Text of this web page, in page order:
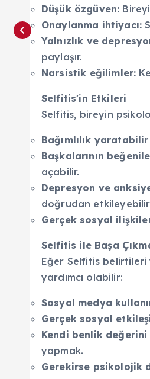
Düşük özgüven:
Onaylanma ihtiyacı:
Yalnızlık ve
paylaşır.
Narsistik eğilimler:
Selfitis'in Etkileri
Selfitis, bireyin
Bağımlılık yaratabilir
Başkalarının
açabilir.
Depresyon ve
doğrudan
Gerçek sosyal
Selfitis ile Başa
Eğer Selfitis belirtileri
yardımcı olabilir:
Sosyal medya
Gerçek sosyal
Kendi benlik değerini
yapmak.
Gerekirse psikolojik